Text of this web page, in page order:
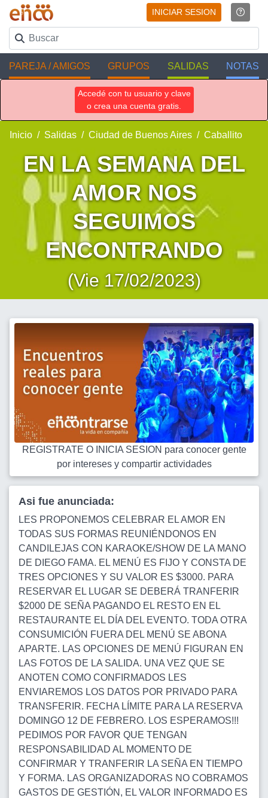
INICIAR SESION
PAREJA / AMIGOS GRUPOS SALIDAS NOTAS
Accedé con tu usuario y clave
o crea una cuenta gratis.
Inicio Salidas Ciudad de Buenos Aires Caballito
EN LA SEMANA DEL
AMOR NOS
SEGUIMOS
ENCONTRANDO
(Vie 17/02/2023)
REGISTRATE O INICIA SESION para conocer gente
por intereses y compartir actividades
Asi fue anunciada:
LES PROPONEMOS CELEBRAR EL AMOR EN
TODAS SUS FORMAS REUNIÉNDONOS EN
CANDILEJAS CON KARAOKE/SHOW DE LA MANO
DE DIEGO FAMA. EL MENÚ ES FIJO Y CONSTA DE
TRES OPCIONES Y SU VALOR ES $3000. PARA
RESERVAR EL LUGAR SE DEBERÁ TRANFERIR
$2000 DE SEÑA PAGANDO EL RESTO EN EL
RESTAURANTE EL DÍA DEL EVENTO. TODA OTRA
CONSUMICIÓN FUERA DEL MENÚ SE ABONA
APARTE. LAS OPCIONES DE MENÚ FIGURAN EN
LAS FOTOS DE LA SALIDA. UNA VEZ QUE SE
ANOTEN COMO CONFIRMADOS LES
ENVIAREMOS LOS DATOS POR PRIVADO PARA
TRANSFERIR. FECHA LÍMITE PARA LA RESERVA
DOMINGO 12 DE FEBRERO. LOS ESPERAMOS!!!
PEDIMOS POR FAVOR QUE TENGAN
RESPONSABILIDAD AL MOMENTO DE
CONFIRMAR Y TRANFERIR LA SEÑA EN TIEMPO
Y FORMA. LAS ORGANIZADORAS NO COBRAMOS
GASTOS DE GESTIÓN, EL VALOR INFORMADO ES